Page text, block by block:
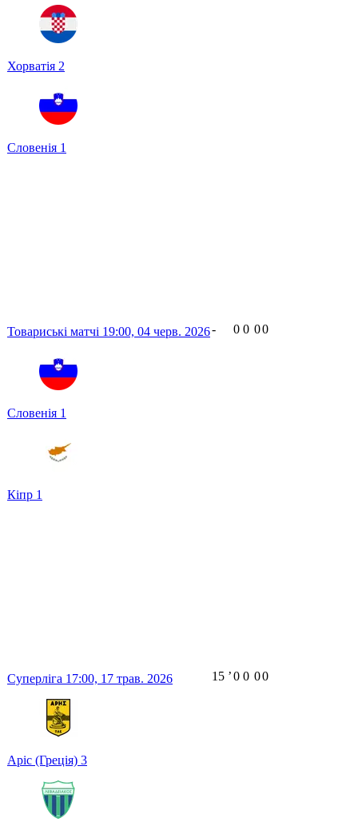
Хорватія 2
Словенія 1
Товариські матчі 19:00, 04 черв. 2026
Словенія 1
Кіпр 1
- 0 0 00
Суперліга 17:00, 17 трав. 2026
Аріс (Греція) 3
15 ʼ0 0 00